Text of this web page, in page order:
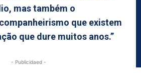
mas também o
que existem
que dure muitos anos.”
- Publicidaed -